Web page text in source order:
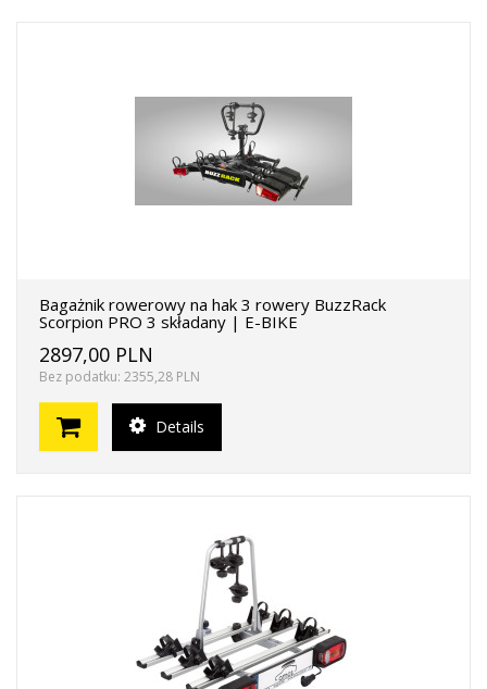
Bagażnik rowerowy na hak 3 rowery BuzzRack
Scorpion PRO 3 składany | E-BIKE
2897,00 PLN
Bez podatku: 2355,28 PLN
Details